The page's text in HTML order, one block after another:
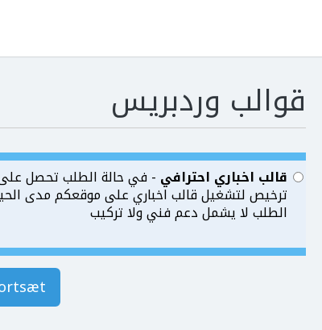
قوالب وردبريس
قالب اخباري احترافي - في حالة الطلب تحصل
ترخيص لتشغيل قالب اخباري على موقعكم مدى
الطلب لا يشمل دعم فني ولا تركيب